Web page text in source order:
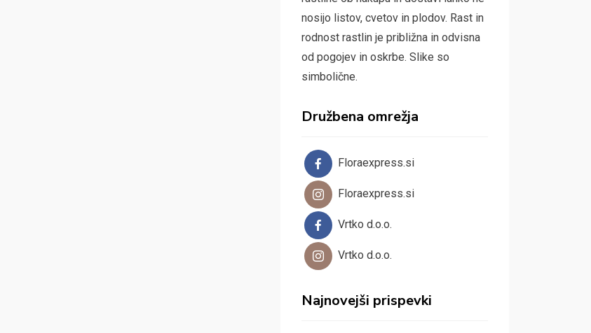
nosijo listov, cvetov in plodov. Rast in
rodnost rastlin je približna in odvisna
od pogojev in oskrbe. Slike so
simbolične.
Družbena omrežja
Floraexpress.si
Floraexpress.si
Vrtko d.o.o.
Vrtko d.o.o.
Najnovejši prispevki